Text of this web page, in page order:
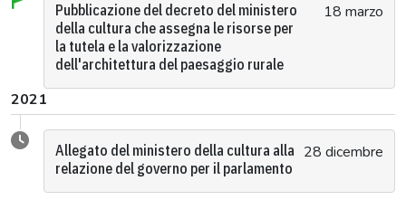
Pubblicazione del decreto del ministero
della cultura che assegna le risorse per
la tutela e la valorizzazione
dell'architettura del paesaggio rurale
18 marzo
2021
Allegato del ministero della cultura alla
relazione del governo per il parlamento
28 dicembre